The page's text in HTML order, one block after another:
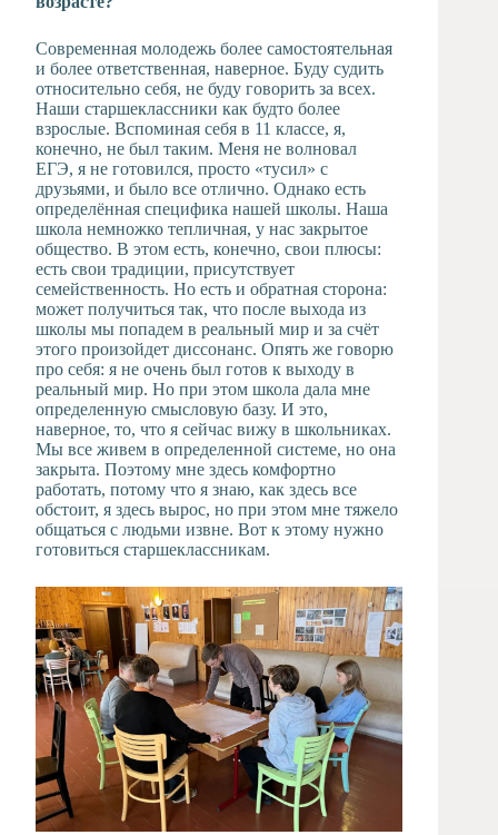
Современная молодежь более самостоятельная
и более ответственная, наверное. Буду судить
относительно себя, не буду говорить за всех.
Наши старшеклассники как будто более
взрослые. Вспоминая себя в 11 классе, я,
конечно, не был таким. Меня не волновал
ЕГЭ, я не готовился, просто «тусил» с
друзьями, и было все отлично. Однако есть
определённая специфика нашей школы. Наша
школа немножко тепличная, у нас закрытое
общество. В этом есть, конечно, свои плюсы:
есть свои традиции, присутствует
семейственность. Но есть и обратная сторона:
может получиться так, что после выхода из
школы мы попадем в реальный мир и за счёт
этого произойдет диссонанс. Опять же говорю
про себя: я не очень был готов к выходу в
реальный мир. Но при этом школа дала мне
определенную смысловую базу. И это,
наверное, то, что я сейчас вижу в школьниках.
Мы все живем в определенной системе, но она
закрыта. Поэтому мне здесь комфортно
работать, потому что я знаю, как здесь все
обстоит, я здесь вырос, но при этом мне тяжело
общаться с людьми извне. Вот к этому нужно
готовиться старшеклассникам.